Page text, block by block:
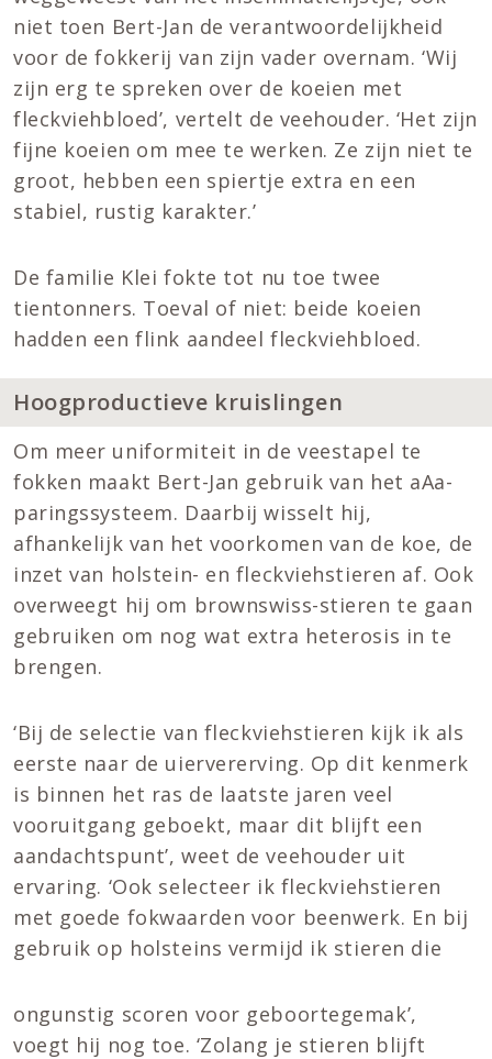
niet toen Bert-Jan de verantwoordelijkheid
voor de fokkerij van zijn vader overnam. ‘Wij
zijn erg te spreken over de koeien met
fleckviehbloed’, vertelt de veehouder. ‘Het zijn
fijne koeien om mee te werken. Ze zijn niet te
groot, hebben een spiertje extra en een
stabiel, rustig karakter.’
De familie Klei fokte tot nu toe twee
tientonners. Toeval of niet: beide koeien
hadden een flink aandeel fleckviehbloed.
Hoogproductieve kruislingen
Om meer uniformiteit in de veestapel te
fokken maakt Bert-Jan gebruik van het aAa-
paringssysteem. Daarbij wisselt hij,
afhankelijk van het voorkomen van de koe, de
inzet van holstein- en fleckviehstieren af. Ook
overweegt hij om brownswiss-stieren te gaan
gebruiken om nog wat extra heterosis in te
brengen.
‘Bij de selectie van fleckviehstieren kijk ik als
eerste naar de uiervererving. Op dit kenmerk
is binnen het ras de laatste jaren veel
vooruitgang geboekt, maar dit blijft een
aandachtspunt’, weet de veehouder uit
ervaring. ‘Ook selecteer ik fleckviehstieren
met goede fokwaarden voor beenwerk. En bij
gebruik op holsteins vermijd ik stieren die
ongunstig scoren voor geboortegemak’,
voegt hij nog toe. ‘Zolang je stieren blijft